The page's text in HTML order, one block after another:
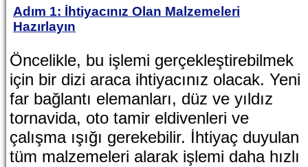
Adım 1: İhtiyacınız Olan Malzemeleri
Hazırlayın
Öncelikle, bu işlemi gerçekleştirebilmek
için bir dizi araca ihtiyacınız olacak. Yeni
far bağlantı elemanları, düz ve yıldız
tornavida, oto tamir eldivenleri ve
çalışma ışığı gerekebilir. İhtiyaç duyulan
tüm malzemeleri alarak işlemi daha hızlı